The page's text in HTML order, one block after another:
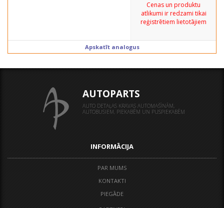
Cenas un produktu
atlikumi ir redzami tikai
reģistrētiem lietotājiem
Apskatīt analogus
AUTOPARTS
AUTO DETAĻAS KRAVAS AUTOMAŠĪNĀM,
AUTOBUSIEM, PIEKABĒM UN PUSPIEKABĒM
INFORMĀCIJA
PAR MUMS
KONTAKTI
PIEGĀDE